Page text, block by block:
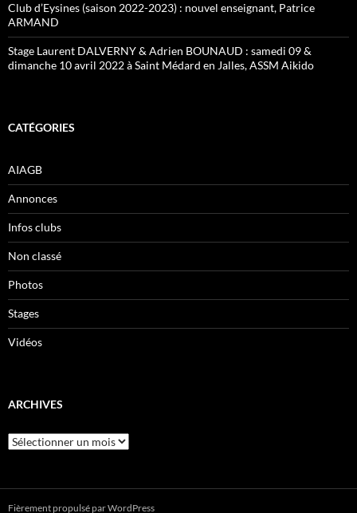
Club d’Eysines (saison 2022-2023) : nouvel enseignant, Patrice
ARMAND
Stage Laurent DALVERNY & Adrien BOUNAUD : samedi 09 &
dimanche 10 avril 2022 à Saint Médard en Jalles, ASSM Aikido
CATÉGORIES
AIAGB
Annonces
Infos clubs
Non classé
Photos
Stages
Vidéos
ARCHIVES
Archives
Fièrement propulsé par WordPress